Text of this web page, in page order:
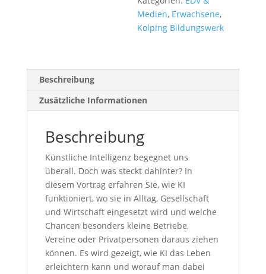
Medien, Erwachsene,
Kolping Bildungswerk
Beschreibung
Zusätzliche Informationen
Beschreibung
Künstliche Intelligenz begegnet uns
überall. Doch was steckt dahinter? In
diesem Vortrag erfahren Sie, wie KI
funktioniert, wo sie in Alltag, Gesellschaft
und Wirtschaft eingesetzt wird und welche
Chancen besonders kleine Betriebe,
Vereine oder Privatpersonen daraus ziehen
können. Es wird gezeigt, wie KI das Leben
erleichtern kann und worauf man dabei